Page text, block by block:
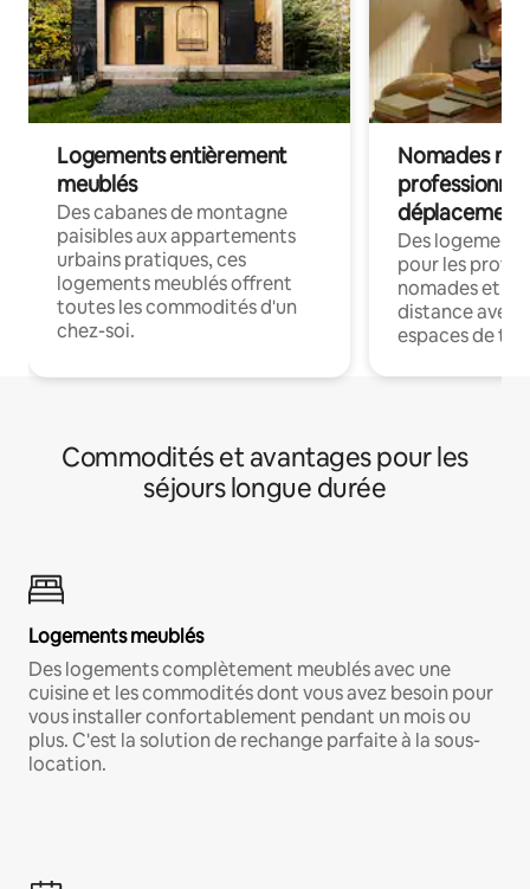
Logements entièrement
meublés
Des cabanes de montagne
paisibles aux appartements
urbains pratiques, ces
logements meublés offrent
toutes les commodités d'un
chez-soi.
Nomades
déplacement
Des
pour les
nomades et
distance avec
espaces de
Commodités et avantages pour les
séjours longue durée
Logements meublés
Des logements complètement meublés avec une
cuisine et les commodités dont vous avez besoin pour
vous installer confortablement pendant un mois ou
plus. C'est la solution de rechange parfaite à la sous-
location.